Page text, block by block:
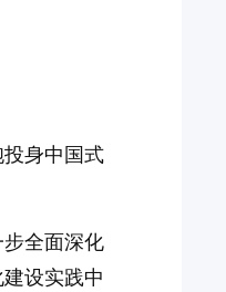
身中国式
全面深化
设实践中